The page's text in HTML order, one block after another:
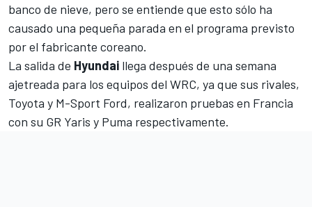
banco de nieve, pero se entiende que esto sólo ha
causado una pequeña parada en el programa previsto
por el fabricante coreano.
La salida de Hyundai llega después de una semana
ajetreada para los equipos del WRC, ya que sus rivales,
Toyota y M-Sport Ford, realizaron pruebas en Francia
con su GR Yaris y Puma respectivamente.